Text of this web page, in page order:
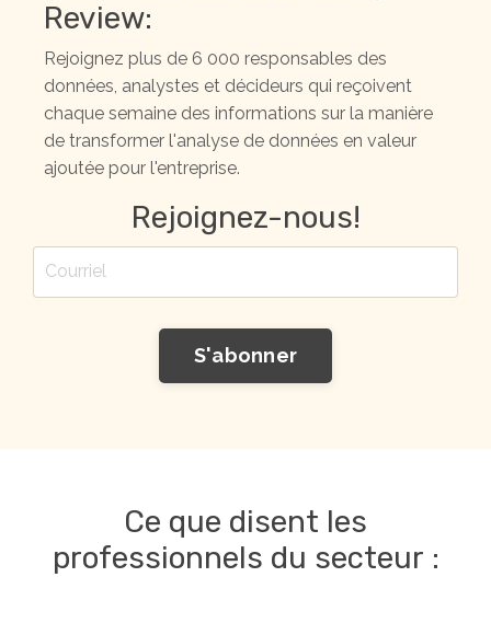
Review:
Rejoignez plus de 6 000 responsables des
données, analystes et décideurs qui reçoivent
chaque semaine des informations sur la manière
de transformer l'analyse de données en valeur
ajoutée pour l'entreprise.
Rejoignez-nous!
S'abonner
Ce que disent les
professionnels du secteur :